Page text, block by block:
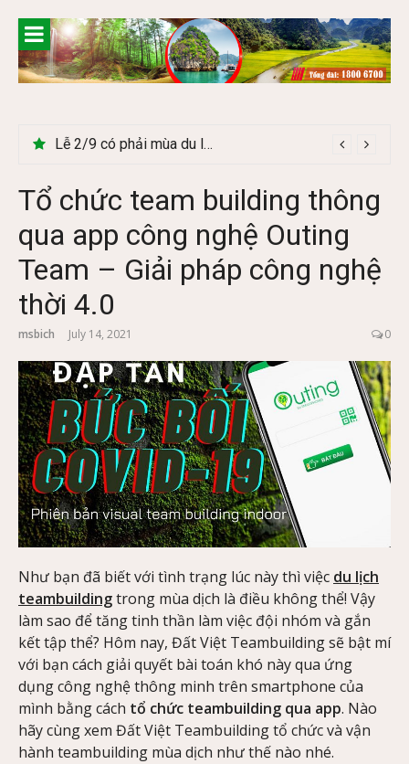
content
Lễ 2/9 có phải mùa du lịch Hà Giang đẹp không?
Tổ chức team building thông
qua app công nghệ Outing
Team – Giải pháp công nghệ
thời 4.0
msbich July 14, 2021 0
Như bạn đã biết với tình trạng lúc này thì việc du lịch
teambuildingtrong mùa dịch là điều không thể! Vậy
làm sao để tăng tinh thần làm việc đội nhóm và gắn
kết tập thể? Hôm nay, Đất Việt Teambuilding sẽ bật mí
với bạn cách giải quyết bài toán khó này qua ứng
dụng công nghệ thông minh trên smartphone của
mình bằng cách tổ chức teambuilding qua app. Nào
hãy cùng xem Đất Việt Teambuilding tổ chức và vận
hành teambuilding mùa dịch như thế nào nhé.